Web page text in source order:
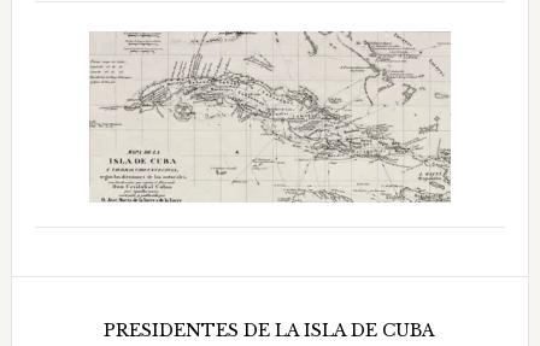
PRESIDENTES DE LA ISLA DE CUBA